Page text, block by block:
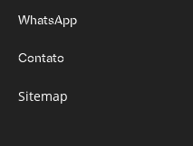
WhatsApp
Contato
Sitemap